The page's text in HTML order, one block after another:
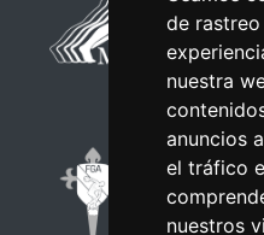
de
nuestra
anuncios
el tráfico
nuestros